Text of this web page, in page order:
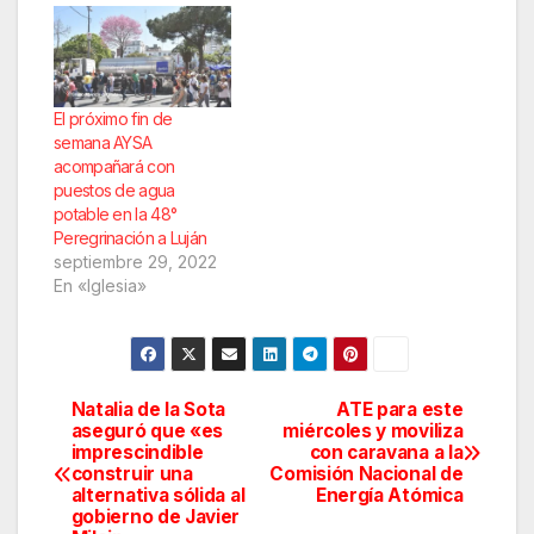
El próximo fin de
semana AYSA
acompañará con
puestos de agua
potable en la 48°
Peregrinación a Luján
septiembre 29, 2022
En «Iglesia»
Navegación
de
entradas
ATE para este
miércoles y moviliza
con caravana a la
Comisión Nacional de
Energía Atómica
Natalia de la Sota
aseguró que «es
imprescindible
construir una
alternativa sólida al
gobierno de Javier